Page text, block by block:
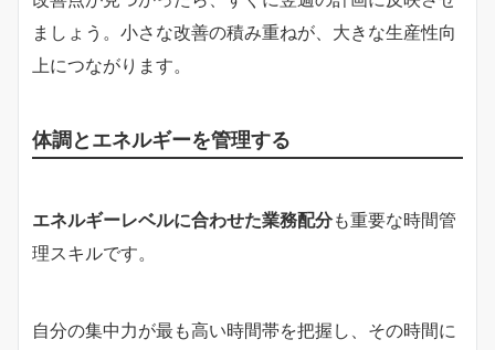
ましょう。小さな改善の積み重ねが、大きな生産性向
上につながります。
体調とエネルギーを管理する
エネルギーレベルに合わせた業務配分も重要な時間管
理スキルです。
自分の集中力が最も高い時間帯を把握し、その時間に